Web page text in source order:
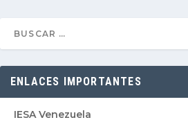
ENLACES IMPORTANTES
IESA Venezuela